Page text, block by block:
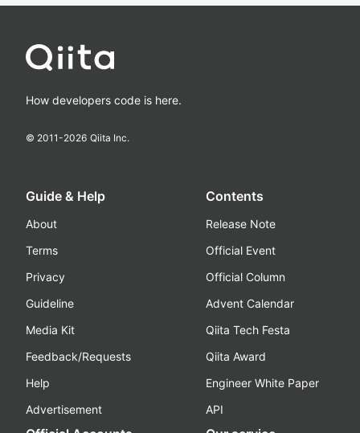
How developers code is here.
© 2011-2026 Qiita Inc.
Guide & Help
About
Terms
Privacy
Guideline
Media Kit
Feedback/Requests
Help
Advertisement
Contents
Release Note
Official Event
Official Column
Advent Calendar
Qiita Tech Festa
Qiita Award
Engineer White Paper
API